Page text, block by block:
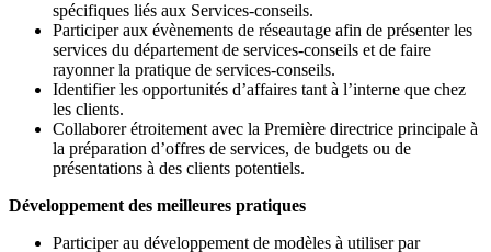
spécifiques liés aux Services-conseils.
Participer aux évènements de réseautage afin de présenter les
services du département de services-conseils et de faire
rayonner la pratique de services-conseils.
Identifier les opportunités d’affaires tant à l’interne que chez
les clients.
Collaborer étroitement avec la Première directrice principale à
la préparation d’offres de services, de budgets ou de
présentations à des clients potentiels.
Développement des meilleures pratiques
Participer au développement de modèles à utiliser par